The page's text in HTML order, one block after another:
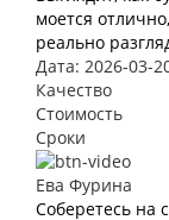
моется
реально
Дата: 2026-03-
Качество
Стоимость
Сроки
Ева Фурина
Соберетесь на